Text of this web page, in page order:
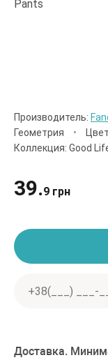
Производитель:
Геометрия
•
Коллекция: Good
39.9 грн
Доставка.